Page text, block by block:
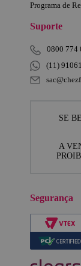
Programa de
Suporte
0800 774
(11)
SE
A
Segurança